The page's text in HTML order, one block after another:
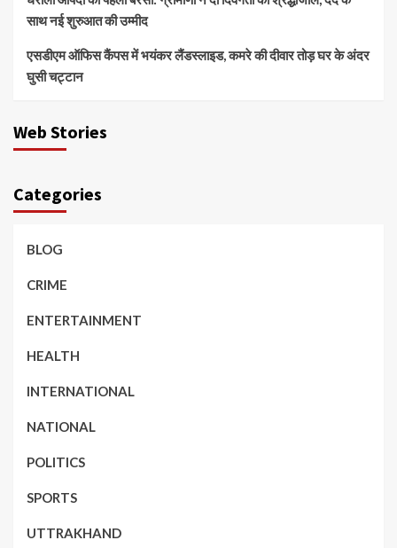
साथ नई शुरुआत की उम्मीद
एसडीएम ऑफिस कैंपस में भयंकर लैंडस्लाइड, कमरे की दीवार तोड़ घर के अंदर
घुसी चट्टान
Web Stories
Categories
BLOG
CRIME
ENTERTAINMENT
HEALTH
INTERNATIONAL
NATIONAL
POLITICS
SPORTS
UTTRAKHAND